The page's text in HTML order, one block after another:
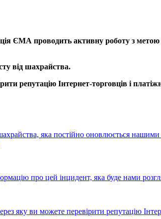
ЄМА проводить активну роботу з метою
від шахрайства.
репутацію Інтернет-торговців і
яка постійно оновлюється
про цей інцидент, яка буде нами
яку ви можете перевірити репутацію